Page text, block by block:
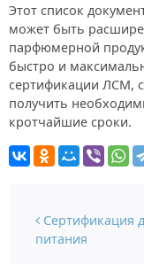
Этот список
может быть
парфюмерной
быстро и
сертификации ЛСМ,
получить
кротчайшие сроки.
Навигация по
Сертификация
питания